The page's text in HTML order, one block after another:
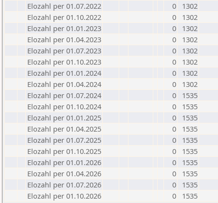
Elozahl per 01.07.2022
0
1302
Elozahl per 01.10.2022
0
1302
Elozahl per 01.01.2023
0
1302
Elozahl per 01.04.2023
0
1302
Elozahl per 01.07.2023
0
1302
Elozahl per 01.10.2023
0
1302
Elozahl per 01.01.2024
0
1302
Elozahl per 01.04.2024
0
1302
Elozahl per 01.07.2024
0
1535
Elozahl per 01.10.2024
0
1535
Elozahl per 01.01.2025
0
1535
Elozahl per 01.04.2025
0
1535
Elozahl per 01.07.2025
0
1535
Elozahl per 01.10.2025
0
1535
Elozahl per 01.01.2026
0
1535
Elozahl per 01.04.2026
0
1535
Elozahl per 01.07.2026
0
1535
Elozahl per 01.10.2026
0 1535